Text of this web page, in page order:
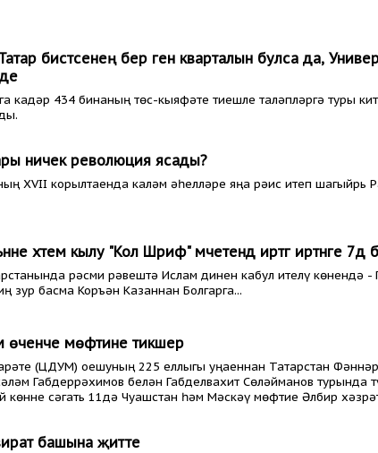
бистәсенең бер генә кварталын булса да,
кадәр 434 бинаның төс-кыяфәте тиешле таләпләргә туры
ничек революция ясады?
XVII корылтаенда каләм әһелләре яңа рәис итеп шагыйрь
хәтем кылу "Кол Шәриф" мәчетендә иртәгә иртәнге
рәсми рәвештә Ислам динен кабул ителү көнендә -
зур басма Коръән Казаннан Болгарга...
өченче мөфтине тикшерә
(ЦДУМ) оешуның 225 еллыгы уңаеннан Татарстан
Габдеррәхимов белән Габделвахит Сөләйманов турында
көнне сәгать 11дә Чуашстан һәм Мәскәү мөфтие Әлбир
башына җитте